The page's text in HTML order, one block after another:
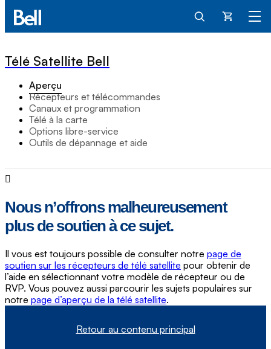
Panier
Télé Satellite Bell
Aperçu
Récepteurs et télécommandes
Canaux et programmation
Télé à la carte
Options libre-service
Outils de dépannage et aide
Nous n’offrons malheureusement
plus de soutien à ce sujet.
Il vous est toujours possible de consulter notre page de
soutien sur les récepteurs de télé satellite pour obtenir de
l’aide en sélectionnant votre modèle de récepteur ou de
RVP. Vous pouvez aussi parcourir les sujets populaires sur
notre page d’aperçu de la télé satellite.
Retour au contenu principal